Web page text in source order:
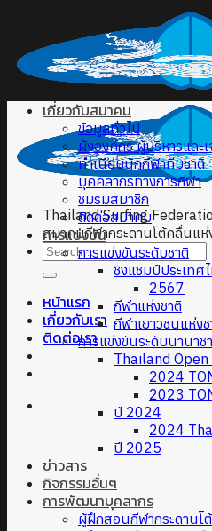
content
Thailand Surfing
สมาคมกีฬากระดานโต้คลื่นแห่
หน้าแรก
เกี่ยวกับเรา
ติดต่อเรา
เกี่ยวกับสมาคม
ข้อมูลทั่วไป
ผังองค์กร ผู้บริหารและ
ทำเนียบนักกีฬาทีมชาติ
บุคคลากรทางการกีฬา
ชมรมสมาชิก
ติดต่อสมาคม
การแข่งขัน
การแข่งขันระดับชาติ
ชิงแชมป์ประเทศ
2567
กีฬาแห่งชาติ
กีฬาเยาวชนแห่งช
การแข่งขันระดับนานาช
Thailand
2024
2023
ปี 2024
2024
ปี 2025
ข่าวสาร
กิจกรรมอื่นๆ
การพัฒนาบุคลากร
ผู้ฝึกสอนกีฬากระดานโ